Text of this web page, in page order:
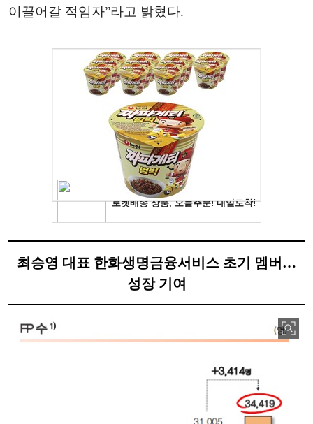
이끌어갈 적임자”라고 밝혔다.
최승영 대표 한화생명금융서비스 초기 멤버…
성장 기여